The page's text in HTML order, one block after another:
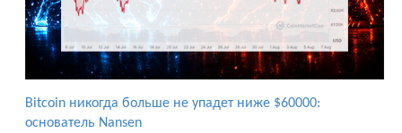
Bitcoin никогда больше не упадет ниже $60000:
основатель Nansen